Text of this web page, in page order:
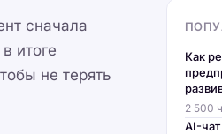
сначала
итоге
не терять
Как
2 500
AI-